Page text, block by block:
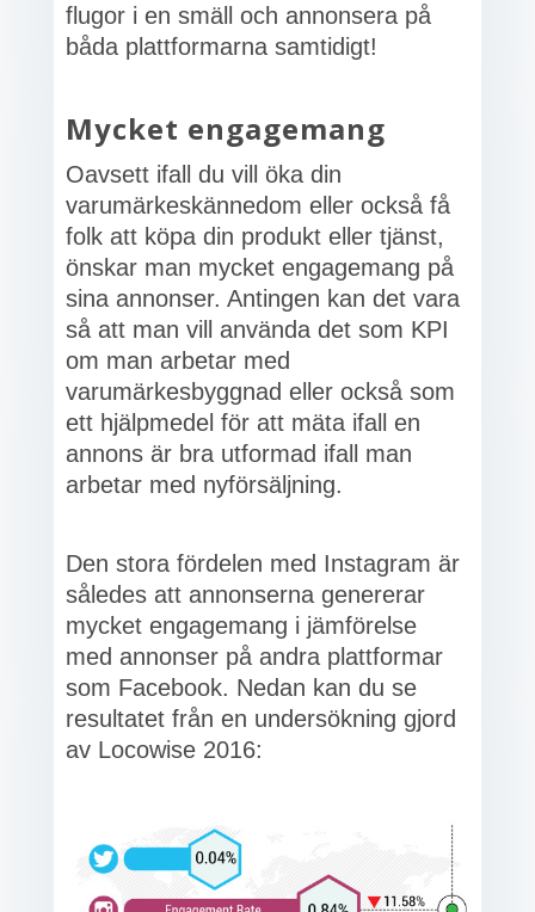
flugor i en smäll och annonsera på
båda plattformarna samtidigt!
Mycket engagemang
Oavsett ifall du vill öka din
varumärkeskännedom eller också få
folk att köpa din produkt eller tjänst,
önskar man mycket engagemang på
sina annonser. Antingen kan det vara
så att man vill använda det som KPI
om man arbetar med
varumärkesbyggnad eller också som
ett hjälpmedel för att mäta ifall en
annons är bra utformad ifall man
arbetar med nyförsäljning.
Den stora fördelen med Instagram är
således att annonserna genererar
mycket engagemang i jämförelse
med annonser på andra plattformar
som Facebook. Nedan kan du se
resultatet från en undersökning gjord
av Locowise 2016: